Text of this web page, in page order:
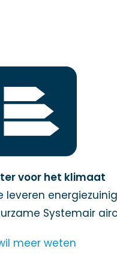
voor het klimaat
leveren
Systemair
meer weten